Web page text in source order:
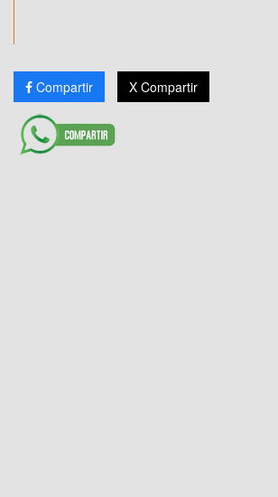
Compartir X Compartir